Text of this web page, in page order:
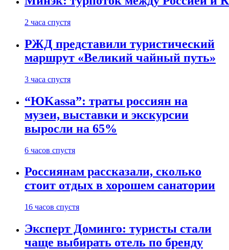
2 часа спустя
РЖД представили туристический
маршрут «Великий чайный путь»
3 часа спустя
“ЮKassa”: траты россиян на
музеи, выставки и экскурсии
выросли на 65%
6 часов спустя
Россиянам рассказали, сколько
стоит отдых в хорошем санатории
16 часов спустя
Эксперт Доминго: туристы стали
чаще выбирать отель по бренду